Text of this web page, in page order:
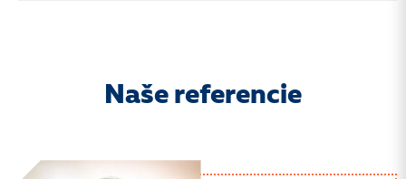
Naše referencie